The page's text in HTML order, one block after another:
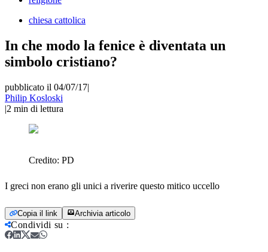
chiesa cattolica
In che modo la fenice è diventata un
simbolo cristiano?
pubblicato il 04/07/17|
Philip Kosloski
|2 min di lettura
Credito: PD
I greci non erano gli unici a riverire questo mitico uccello
Copia il link Archivia articolo
Condividi su :